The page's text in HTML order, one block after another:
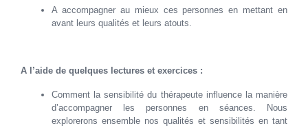
A accompagner au mieux ces personnes en mettant en
avant leurs qualités et leurs atouts.
A l’aide de quelques lectures et exercices :
Comment la sensibilité du thérapeute influence la manière
d’accompagner les personnes en séances. Nous
explorerons ensemble nos qualités et sensibilités en tant